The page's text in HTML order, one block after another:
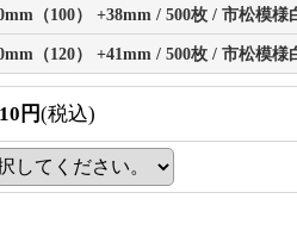
（100） +38mm / 500枚 / 市松模様
（120） +41mm / 500枚 / 市松模様
円(税込)